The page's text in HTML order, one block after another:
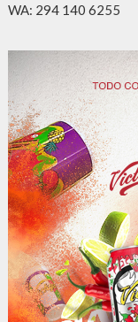
WA: 294 140 6255